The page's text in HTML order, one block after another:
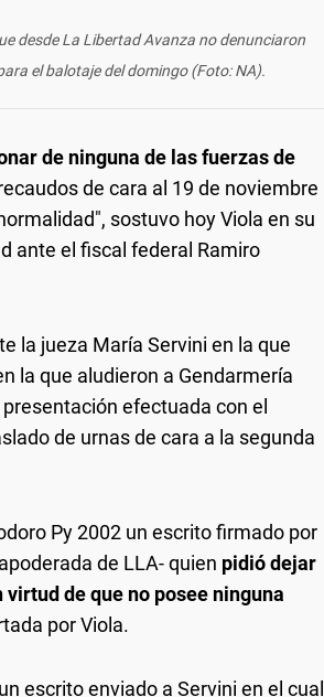
desde La Libertad Avanza no denunciaron
el balotaje del domingo (Foto: NA).
de ninguna de las fuerzas de
de cara al 19 de noviembre
sostuvo hoy Viola en su
ante el fiscal federal Ramiro
la jueza María Servini en la que
la que aludieron a Gendarmería
efectuada con el
de urnas de cara a la segunda
Py 2002 un escrito firmado por
de LLA- quien pidió dejar
de que no posee ninguna
por Viola.
escrito enviado a Servini en el cual